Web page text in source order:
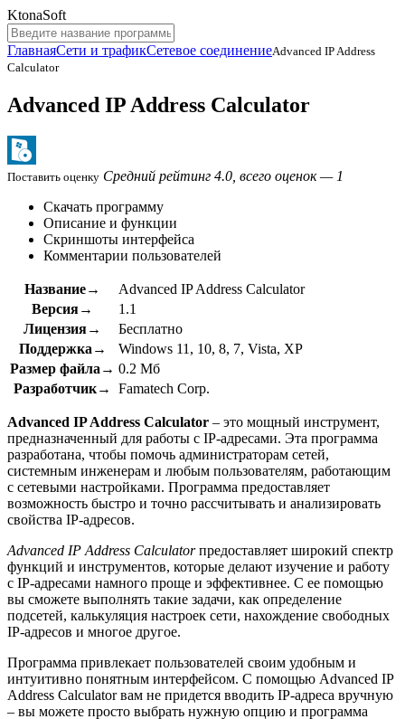
KtonaSoft
ГлавнаяСети и трафикСетевое соединениеAdvanced IP Address
Calculator
Advanced IP Address Calculator
Поставить оценку Средний рейтинг 4.0, всего оценок — 1
Скачать программу
Описание и функции
Скриншоты интерфейса
Комментарии пользователей
Название→
Advanced IP Address Calculator
Версия→
1.1
Лицензия→
Бесплатно
Поддержка→
Windows 11, 10, 8, 7, Vista, XP
Размер файла→ 0.2 Мб
Разработчик→
Famatech Corp.
Advanced IP Address Calculator – это мощный инструмент,
предназначенный для работы с IP-адресами. Эта программа
разработана, чтобы помочь администраторам сетей,
системным инженерам и любым пользователям, работающим
с сетевыми настройками. Программа предоставляет
возможность быстро и точно рассчитывать и анализировать
свойства IP-адресов.
Advanced IP Address Calculatorпредоставляет широкий спектр
функций и инструментов, которые делают изучение и работу
с IP-адресами намного проще и эффективнее. С ее помощью
вы сможете выполнять такие задачи, как определение
подсетей, калькуляция настроек сети, нахождение свободных
IP-адресов и многое другое.
Программа привлекает пользователей своим удобным и
интуитивно понятным интерфейсом. С помощью Advanced IP
Address Calculator вам не придется вводить IP-адреса вручную
– вы можете просто выбрать нужную опцию и программа